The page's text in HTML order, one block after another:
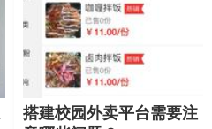
搭建校园外卖平台需要注